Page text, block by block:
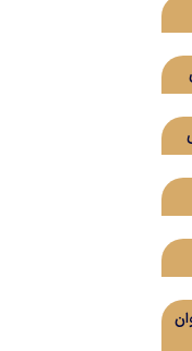
دیوان